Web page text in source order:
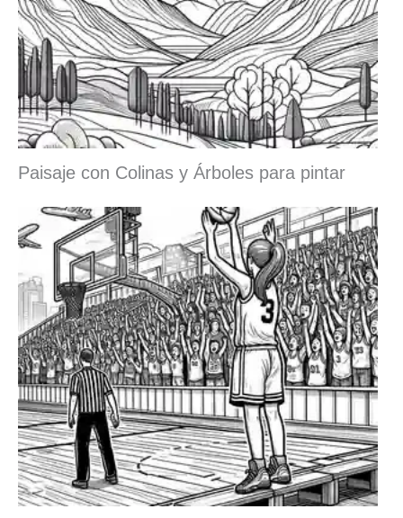
Paisaje con Colinas y Árboles para pintar